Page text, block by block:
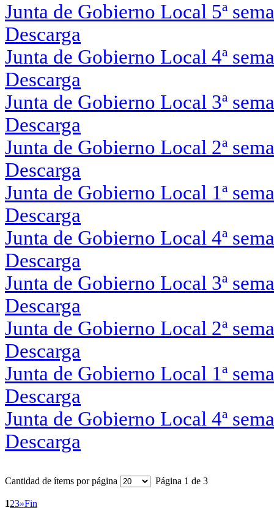
Junta de Gobierno Local 5ª
Descarga
Junta de Gobierno Local 4ª
Descarga
Junta de Gobierno Local 3ª
Descarga
Junta de Gobierno Local 2ª
Descarga
Junta de Gobierno Local 1ª
Descarga
Junta de Gobierno Local 4ª
Descarga
Junta de Gobierno Local 3ª
Descarga
Junta de Gobierno Local 2ª
Descarga
Junta de Gobierno Local 1ª
Descarga
Junta de Gobierno Local 4ª
Descarga
Cantidad de ítems por página Página 1 de 3
123»Fin